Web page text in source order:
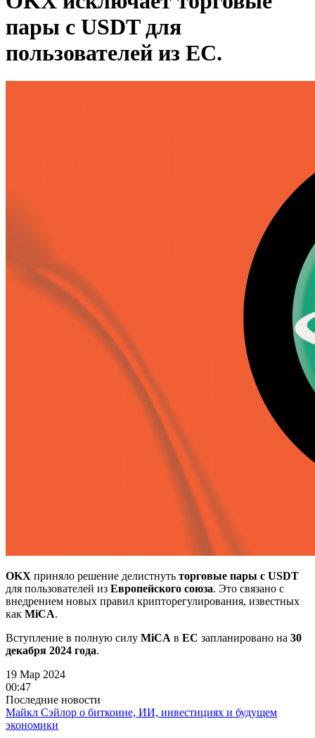
пары с USDT для
пользователей из ЕС.
OKX приняло решение делистнуть торговые пары с USDT
для пользователей из Европейского союза. Это связано с
внедрением новых правил крипторегулирования, известных
как MiCA.
Вступление в полную силу MiCA в ЕС запланировано на 30
декабря 2024 года.
19 Мар 2024
00:47
Последние новости
Майкл Сэйлор о биткоине, ИИ, инвестициях и будущем
экономики